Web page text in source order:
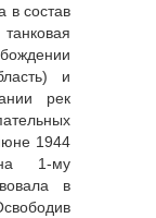
в состав
и
рек
1944
1-му
в